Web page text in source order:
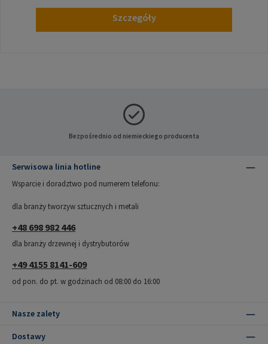
Szczegóły
Bezpośrednio od niemieckiego producenta
Serwisowa linia hotline
Wsparcie i doradztwo pod numerem telefonu:
dla branży tworzyw sztucznych i metali
+48 698 982 446
dla branży drzewnej i dystrybutorów
+49 4155 8141-609
od pon. do pt. w godzinach od 08:00 do 16:00
Nasze zalety
Dostawy